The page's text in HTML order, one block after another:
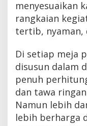
menyesuaikan
rangkaian
tertib, nyaman,
Di setiap meja
disusun dalam
penuh
dan tawa
Namun lebih
lebih berharga